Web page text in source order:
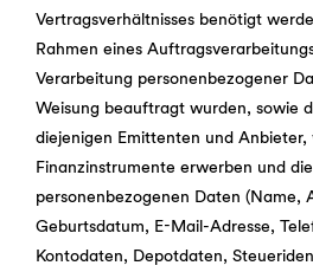
Vertragsverhältnisses benötigt
Rahmen eines
Verarbeitung personenbezogener
Weisung beauftragt wurden, sowie
diejenigen Emittenten und Anbieter,
Finanzinstrumente erwerben und
personenbezogenen Daten (Name,
Geburtsdatum, E-Mail-Adresse,
Kontodaten, Depotdaten,